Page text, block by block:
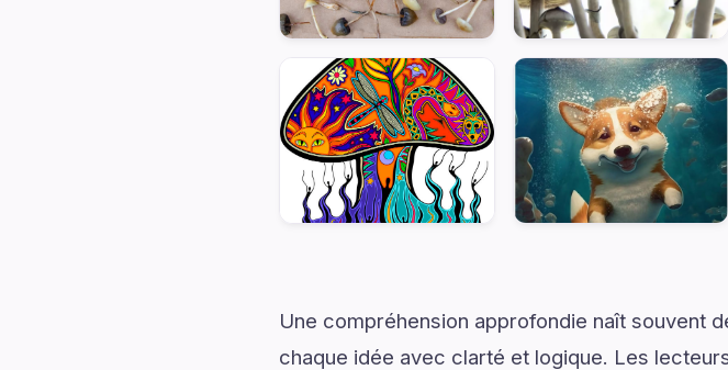
Une compréhension approfondie naît souvent
chaque idée avec clarté et logique. Les